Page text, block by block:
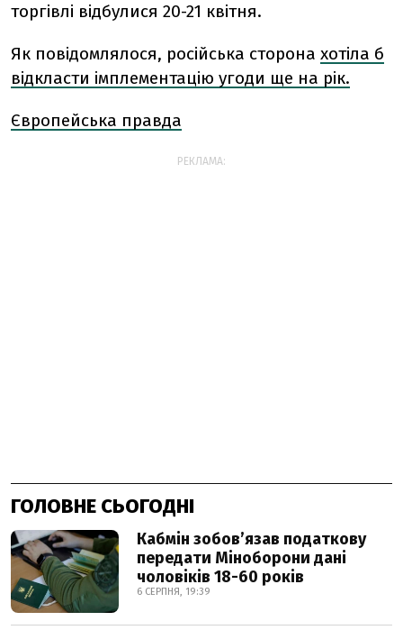
торгівлі відбулися 20-21 квітня.
Як повідомлялося, російська сторона хотіла б
відкласти імплементацію угоди ще на рік.
Європейська правда
РЕКЛАМА:
ГОЛОВНЕ СЬОГОДНІ
Кабмін зобовʼязав податкову
передати Міноборони дані
чоловіків 18-60 років
6 СЕРПНЯ, 19:39